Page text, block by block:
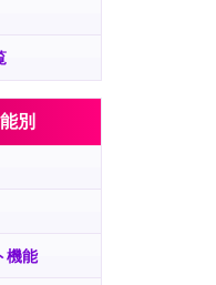
別
機能